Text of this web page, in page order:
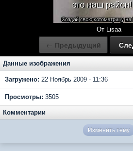
От Lisaa
← Предыдущий
Данные изображения
Загружено: 22 Ноябрь 2009 - 11:36
Просмотры: 3505
Комментарии
Изменить тему